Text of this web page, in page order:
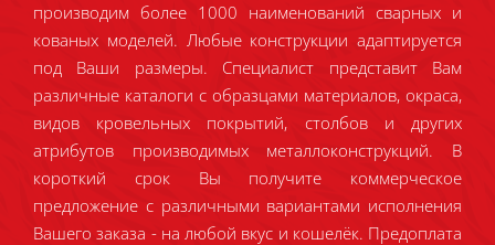
производим более 1000 наименований сварных и
кованых моделей. Любые конструкции адаптируется
под Ваши размеры. Специалист представит Вам
различные каталоги с образцами материалов, окраса,
видов кровельных покрытий, столбов и других
атрибутов производимых металлоконструкций. В
короткий срок Вы получите коммерческое
предложение с различными вариантами исполнения
Вашего заказа - на любой вкус и кошелёк. Предоплата